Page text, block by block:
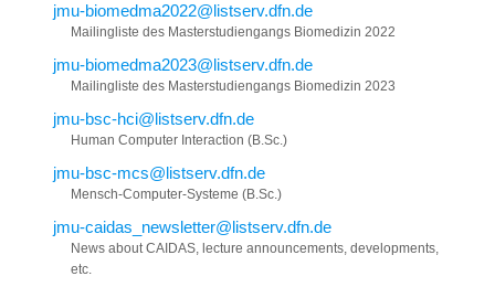
jmu-biomedma2022@listserv.dfn.de
Mailingliste des Masterstudiengangs Biomedizin 2022
jmu-biomedma2023@listserv.dfn.de
Mailingliste des Masterstudiengangs Biomedizin 2023
jmu-bsc-hci@listserv.dfn.de
Human Computer Interaction (B.Sc.)
jmu-bsc-mcs@listserv.dfn.de
Mensch-Computer-Systeme (B.Sc.)
jmu-caidas_newsletter@listserv.dfn.de
News about CAIDAS, lecture announcements, developments,
etc.